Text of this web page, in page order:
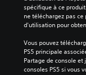
spécifique à ce
ne téléchargez pas ce
d'utilisation pour
Vous pouvez
PS5 principale
Partage de console et
consoles PS5 si vous